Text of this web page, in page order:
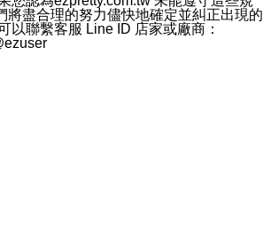
將盡合理的努力儘快地確定並糾正出現的
以聯繫客服 Line ID 店家或廠商：